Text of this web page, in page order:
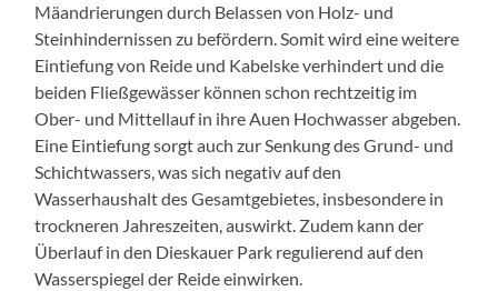
Mäandrierungen durch Belassen von Holz- und
Steinhindernissen zu befördern. Somit wird eine weitere
Eintiefung von Reide und Kabelske verhindert und die
beiden Fließgewässer können schon rechtzeitig im
Ober- und Mittellauf in ihre Auen Hochwasser abgeben.
Eine Eintiefung sorgt auch zur Senkung des Grund- und
Schichtwassers, was sich negativ auf den
Wasserhaushalt des Gesamtgebietes, insbesondere in
trockneren Jahreszeiten, auswirkt. Zudem kann der
Überlauf in den Dieskauer Park regulierend auf den
Wasserspiegel der Reide einwirken.